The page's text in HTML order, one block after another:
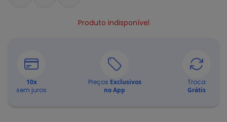
Produto indisponível
10x
sem juros
Preços Exclusivos
no App
Troca
Grátis